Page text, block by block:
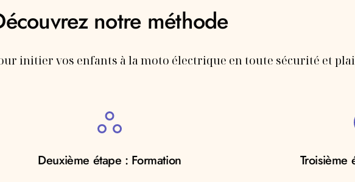
notre méthode
initier vos enfants à la moto électrique en toute sécurité et
Deuxième étape : Formation Troisième